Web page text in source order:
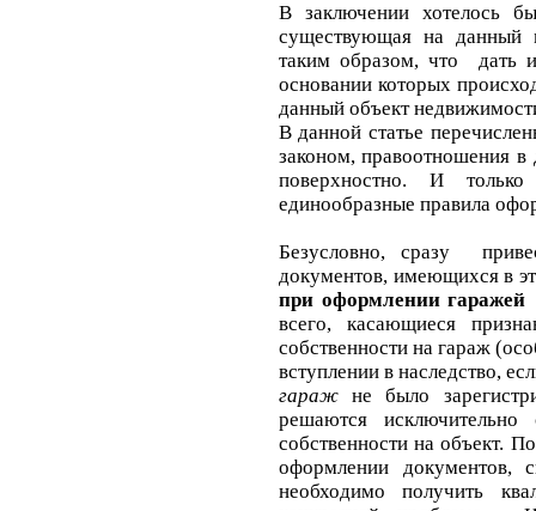
В заключении хотелось
существующая на данный
таким образом, что дать
основании которых
данный объект
В данной статье
законом, правоотношения
поверхностно. И
единообразные правила
Безусловно, сразу
документов, имеющихся в
при оформлении
всего, касающиеся
собственности на гараж
вступлении в наследство,
гаражне было
решаются
собственности на объект.
оформлении документов,
необходимо получить